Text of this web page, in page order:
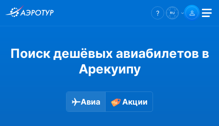
Поиск дешёвых авиабилетов в
Арекуипу
Авиа Акции